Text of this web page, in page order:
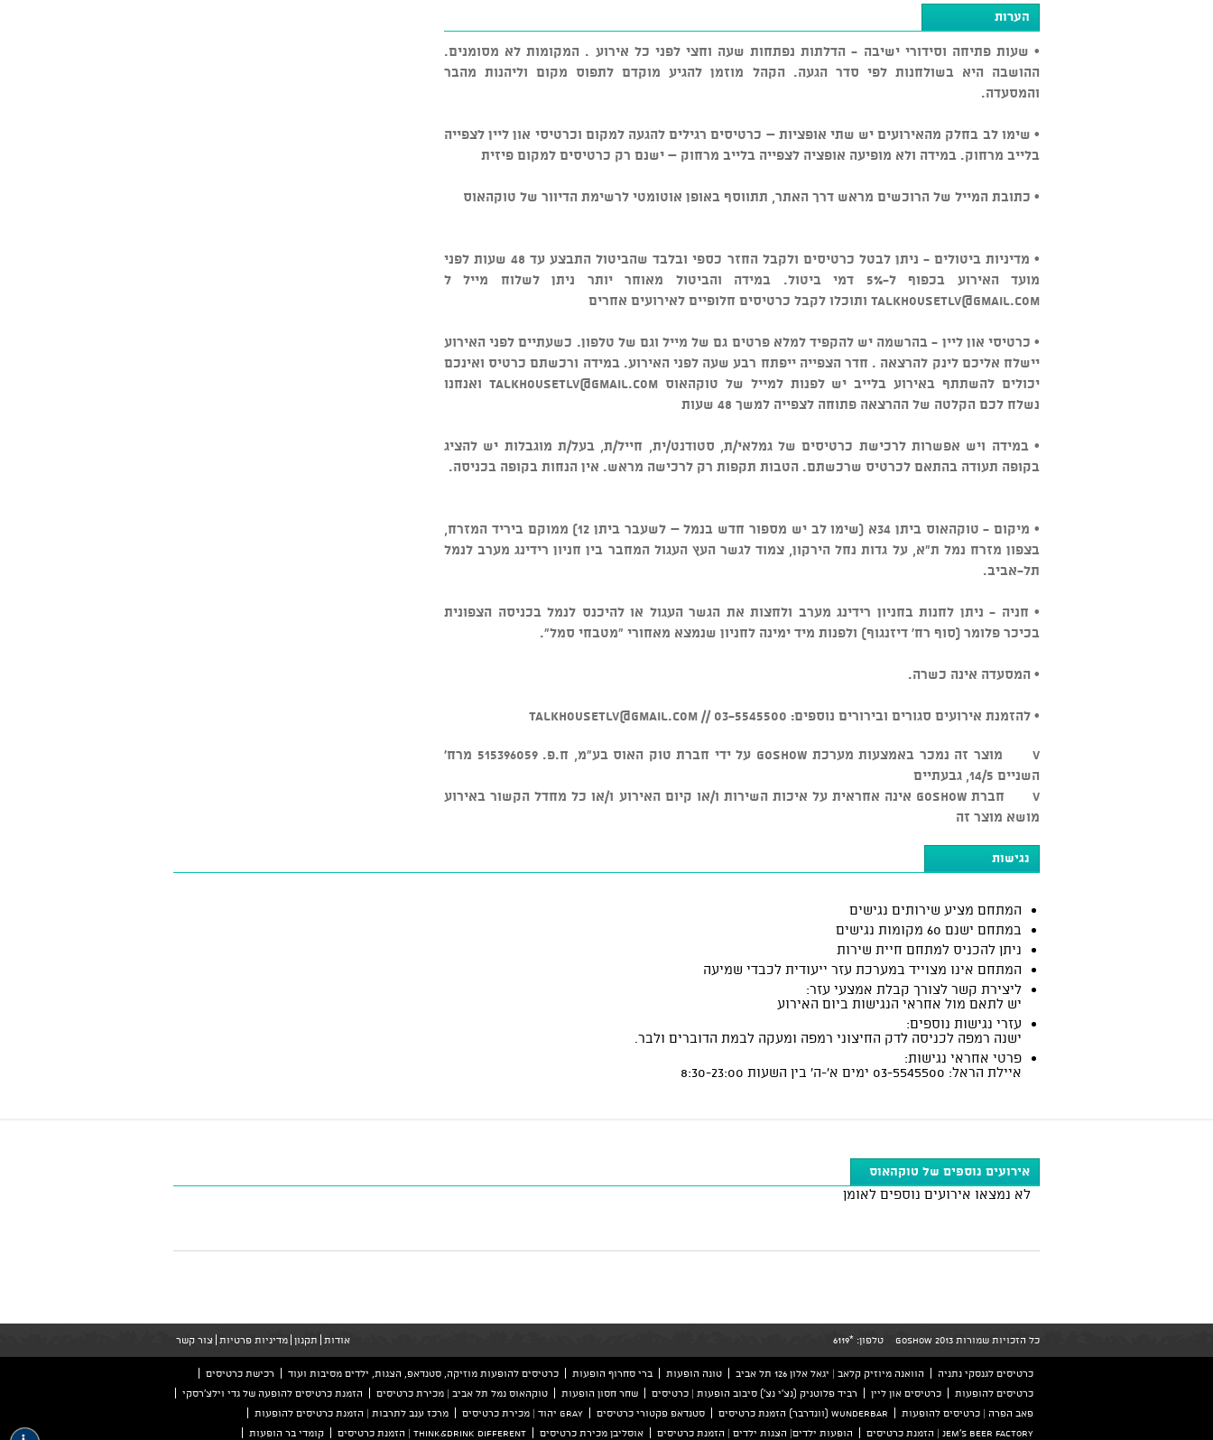
הערות
• שעות פתיחה וסידורי ישיבה - הדלתות נפתחות שעה וחצי לפני כל אירוע . המקומות לא מסומנים.
ההושבה היא בשולחנות לפי סדר הגעה. הקהל מוזמן להגיע מוקדם לתפוס מקום וליהנות מהבר
והמסעדה.
• שימו לב בחלק מהאירועים יש שתי אופציות – כרטיסים רגילים להגעה למקום וכרטיסי און ליין לצפייה
בלייב מרחוק. במידה ולא מופיעה אופציה לצפייה בלייב מרחוק – ישנם רק כרטיסים למקום פיזית
• כתובת המייל של הרוכשים מראש דרך האתר, תתווסף באופן אוטומטי לרשימת הדיוור של טוקהאוס
• מדיניות ביטולים - ניתן לבטל כרטיסים ולקבל החזר כספי ובלבד שהביטול התבצע עד 48 שעות לפני
מועד האירוע בכפוף ל-5% דמי ביטול. במידה והביטול מאוחר יותר ניתן לשלוח מייל ל
talkhousetlv@gmail.com ותוכלו לקבל כרטיסים חלופיים לאירועים אחרים
• כרטיסי און ליין - בהרשמה יש להקפיד למלא פרטים גם של מייל וגם של טלפון. כשעתיים לפני האירוע
יישלח אליכם לינק להרצאה . חדר הצפייה ייפתח רבע שעה לפני האירוע. במידה ורכשתם כרטיס ואינכם
יכולים להשתתף באירוע בלייב יש לפנות למייל של טוקהאוסtalkhousetlv@gmail.com ואנחנו
נשלח לכם הקלטה של ההרצאה פתוחה לצפייה למשך 48 שעות
• במידה ויש אפשרות לרכישת כרטיסים של גמלאי/ת, סטודנט/ית, חייל/ת, בעל/ת מוגבלות יש להציג
בקופה תעודה בהתאם לכרטיס שרכשתם. הטבות תקפות רק לרכישה מראש. אין הנחות בקופה בכניסה.
• מיקום - טוקהאוס ביתן 34א (שימו לב יש מספור חדש בנמל – לשעבר ביתן 12) ממוקם ביריד המזרח,
בצפון מזרח נמל ת"א, על גדות נחל הירקון, צמוד לגשר העץ העגול המחבר בין חניון רידינג מערב לנמל
תל-אביב.
• חניה - ניתן לחנות בחניון רידינג מערב ולחצות את הגשר העגול או להיכנס לנמל בכניסה הצפונית
בכיכר פלומר (סוף רח' דיזנגוף) ולפנות מיד ימינה לחניון שנמצא מאחורי "מטבחי סמל".
• המסעדה אינה כשרה.
• להזמנת אירועים סגורים ובירורים נוספים: 03-5545500 // talkhousetlv@gmail.com
v מוצר זה נמכר באמצעות מערכת GOSHOW על ידי חברת טוק האוס בע"מ, ח.פ. 515396059 מרח'
השניים 14/5, גבעתיים
v חברת GOSHOW אינה אחראית על איכות השירות ו/או קיום האירוע ו/או כל מחדל הקשור באירוע
מושא מוצר זה
נגישות
המתחם מציע שירותים נגישים
במתחם ישנם 60 מקומות נגישים
ניתן להכניס למתחם חיית שירות
המתחם אינו מצוייד במערכת עזר ייעודית לכבדי שמיעה
ליצירת קשר לצורך קבלת אמצעי עזר:
יש לתאם מול אחראי הנגישות ביום האירוע
עזרי נגישות נוספים:
ישנה רמפה לכניסה לדק החיצוני רמפה ומעקה לבמת הדוברים ולבר.
פרטי אחראי נגישות:
איילת הראל: 03-5545500 ימים א'-ה' בין השעות 8:30-23:00
אירועים נוספים של טוקהאוס
לא נמצאו אירועים נוספים לאומן
כל הזכויות שמורות GoShow 2013 טלפון: *6119 אודות תקנון מדיניות פרטיות צור קשר
כרטיסים לגנסקי נתניה הוואנה מיוזיק קלאב | יגאל אלון 126 תל אביב טונה הופעות ברי סחרוף הופעות כרטיסים להופעות מוזיקה, סטנדאפ, הצגות, ילדים מסיבות ועוד
רכישת כרטיסים
כרטיסים להופעות
כרטיסים און ליין רביד פלוטניק (נצ'י נצ') סיבוב הופעות | כרטיסים שחר חסון הופעות טוקהאוס נמל תל אביב | מכירת כרטיסים
הזמנת כרטיסים להופעה של גדי וילצ'רסקי
פאב הפרה | כרטיסים להופעות
wunderbar (וונדרבר) הזמנת כרטיסים סטנדאפ פקטורי כרטיסים GRAY יהוד | מכירת כרטיסים
מרכז ענב לתרבות | הזמנת כרטיסים להופעות
Jem's beer factory | הזמנת כרטיסים
הופעות ילדים| הצגות ילדים | הזמנת כרטיסים אוסליבן מכירת כרטיסים Think&Drink Different | הזמנת כרטיסים קומדי בר הופעות